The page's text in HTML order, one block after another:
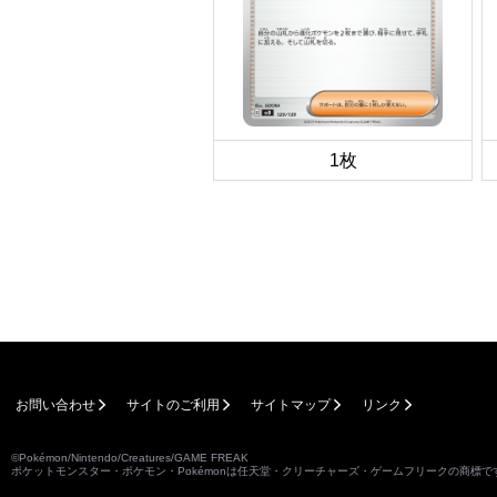
1枚
お問い合わせ サイトのご利用 サイトマップ リンク
©Pokémon/Nintendo/Creatures/GAME FREAK
ポケットモンスター・ポケモン・Pokémonは任天堂・クリーチャーズ・ゲームフリークの商標で